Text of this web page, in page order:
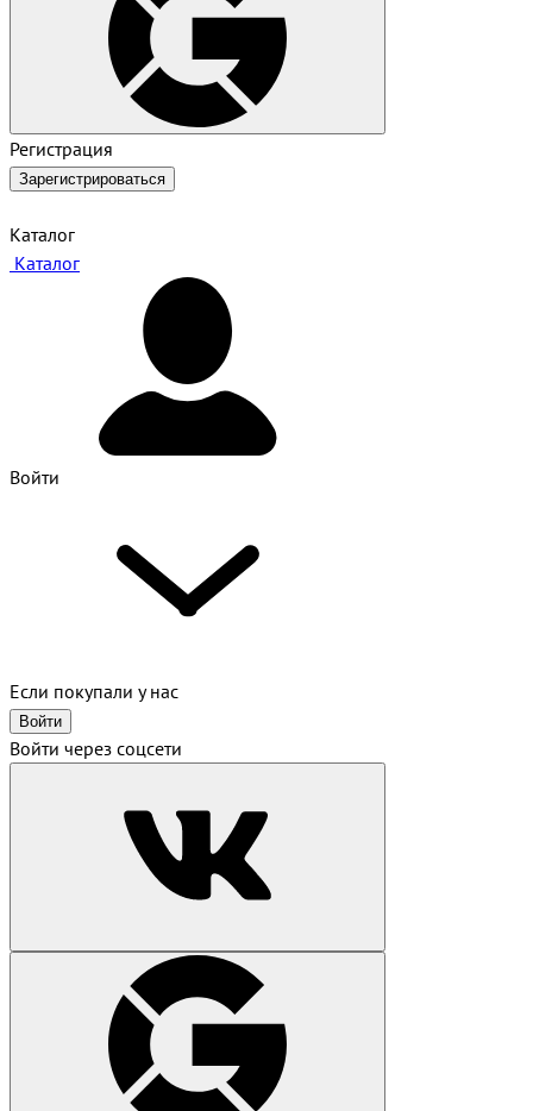
Регистрация
Зарегистрироваться
Каталог
Каталог
Войти
Если покупали у нас
Войти
Войти через соцсети